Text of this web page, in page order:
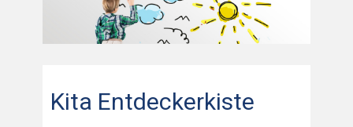
Kita Entdeckerkiste